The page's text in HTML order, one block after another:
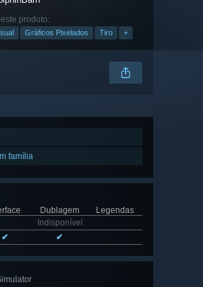
produto:
Gráficos Pixelados Tiro +
família
Dublagem
Legendas
Indisponível
✔ ✔